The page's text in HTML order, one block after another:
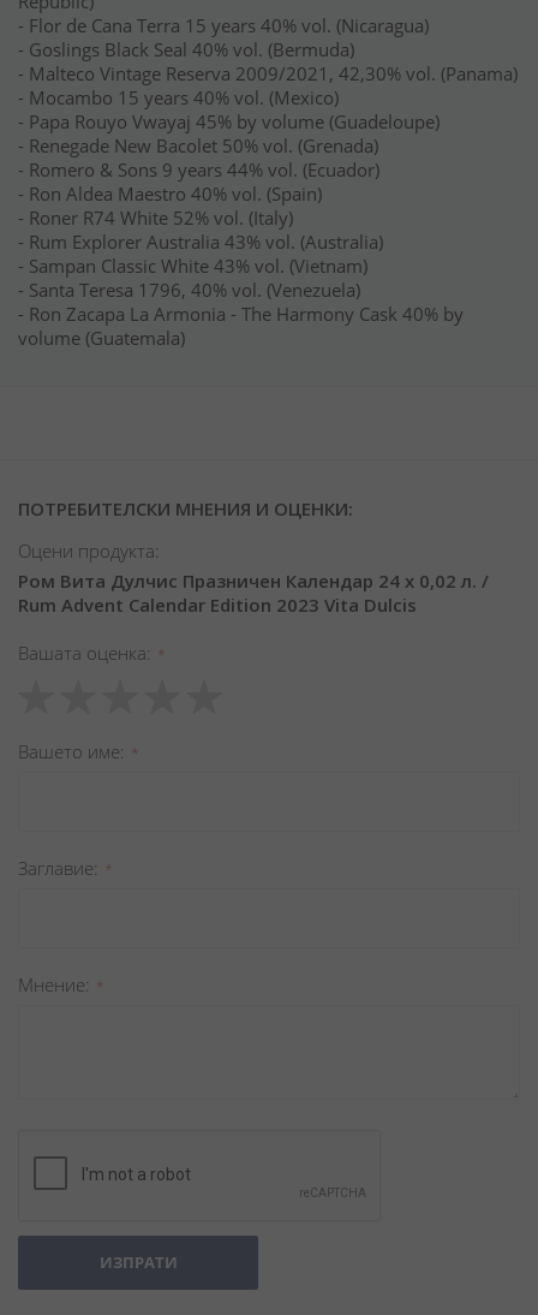
- Flor de Cana Terra 15 years 40% vol. (Nicaragua)
- Goslings Black Seal 40% vol. (Bermuda)
- Malteco Vintage Reserva 2009/2021, 42,30% vol. (Panama)
- Mocambo 15 years 40% vol. (Mexico)
- Papa Rouyo Vwayaj 45% by volume (Guadeloupe)
- Renegade New Bacolet 50% vol. (Grenada)
- Romero & Sons 9 years 44% vol. (Ecuador)
- Ron Aldea Maestro 40% vol. (Spain)
- Roner R74 White 52% vol. (Italy)
- Rum Explorer Australia 43% vol. (Australia)
- Sampan Classic White 43% vol. (Vietnam)
- Santa Teresa 1796, 40% vol. (Venezuela)
- Ron Zacapa La Armonia - The Harmony Cask 40% by
volume (Guatemala)
ПОТРЕБИТЕЛСКИ МНЕНИЯ И ОЦЕНКИ:
Оцени продукта:
Ром Вита Дулчис Празничен Календар 24 х 0,02 л. /
Rum Advent Calendar Edition 2023 Vita Dulcis
Вашата оценка
star
stars
stars
stars
stars
Вашето име
Заглавиe
Мнение
ИЗПРАТИ